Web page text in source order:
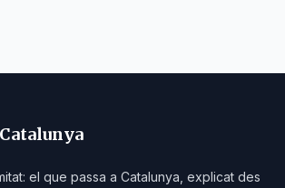
el que passa a Catalunya, explicat des